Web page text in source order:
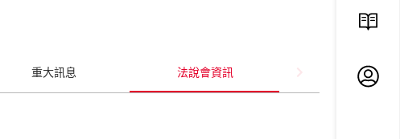
search
ESG
重大訊息 法說會資訊